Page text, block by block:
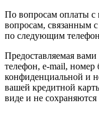
По вопросам оплаты
вопросам, связанным
по следующим
Предоставляемая
телефон, e-mail, номер
конфиденциальной и
вашей кредитной
виде и не